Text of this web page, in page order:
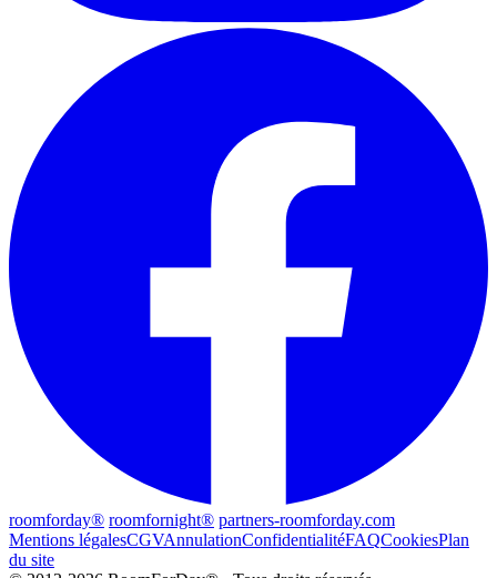
roomforday® roomfornight® partners-roomforday.com
Mentions légalesCGVAnnulationConfidentialitéFAQCookiesPlan
du site